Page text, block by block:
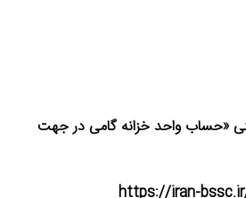
«حساب واحد خزانه گامی در جهت